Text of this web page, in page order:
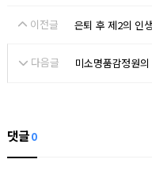
이전글 은퇴 후 제2의 인
다음글
미소명품감정원
댓글0